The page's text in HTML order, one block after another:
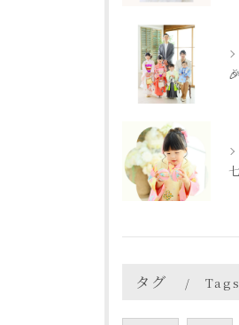
タグ Tags